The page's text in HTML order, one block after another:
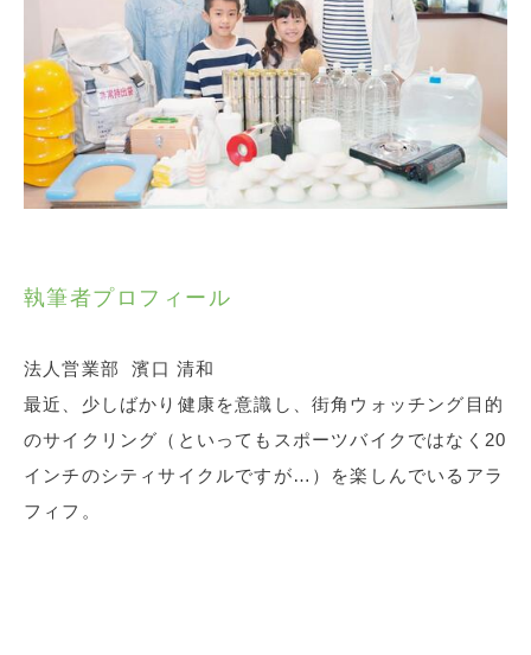
執筆者プロフィール
法人営業部 濱口 清和
最近、少しばかり健康を意識し、街角ウォッチング目的
のサイクリング（といってもスポーツバイクではなく20
インチのシティサイクルですが…）を楽しんでいるアラ
フィフ。